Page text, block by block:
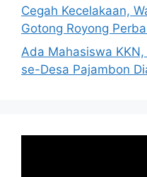
Cegah Kecelakaan,
Gotong Royong
Ada Mahasiswa
se-Desa Pajambon